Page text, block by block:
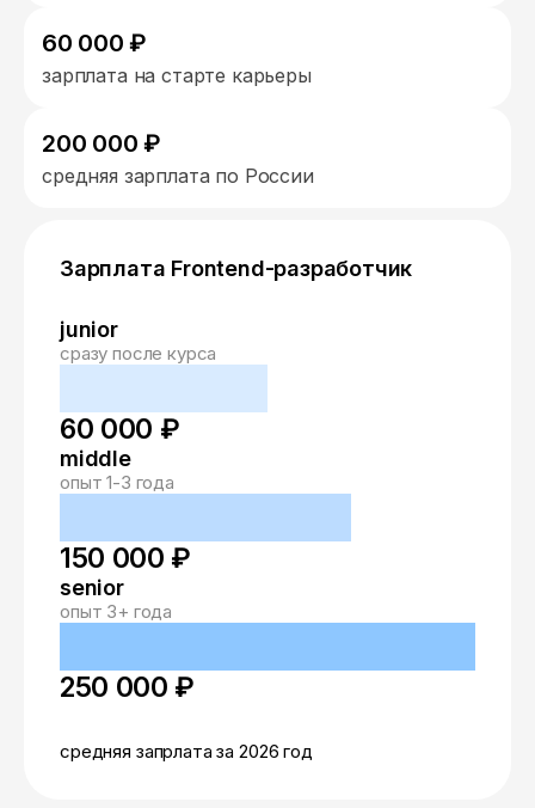
60 000 ₽
зарплата на старте карьеры
200 000 ₽
средняя зарплата по России
Зарплата Frontend-разработчик
junior
сразу после курса
60 000 ₽
middle
опыт 1-3 года
150 000 ₽
senior
опыт 3+ года
250 000 ₽
средняя запрлата за 2026 год